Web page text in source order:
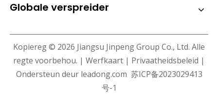
Globale verspreider
Kopiereg © 2026 Jiangsu Jinpeng Group Co., Ltd. Alle
regte voorbehou. | Werfkaart | Privaatheidsbeleid |
Ondersteun deur leadong.com 苏ICP备2023029413
号-1